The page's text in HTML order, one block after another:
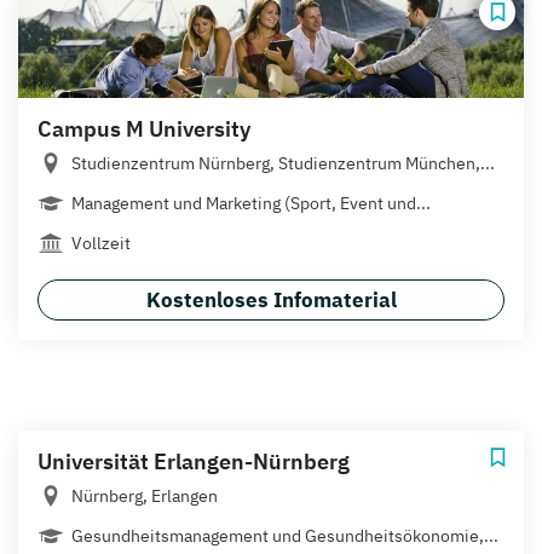
Campus M University
Studienzentrum Nürnberg, Studienzentrum München,...
Management und Marketing (Sport, Event und...
Vollzeit
Kostenloses Infomaterial
Universität Erlangen-Nürnberg
Nürnberg, Erlangen
Gesundheitsmanagement und Gesundheitsökonomie,...